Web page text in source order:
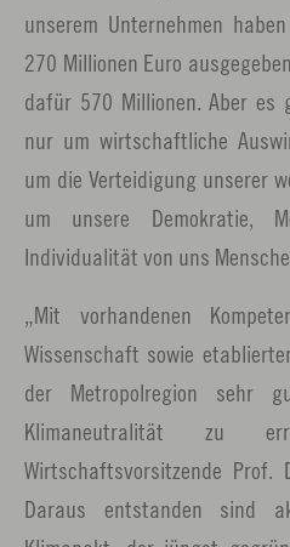
unserem Unternehmen
270 Millionen Euro
dafür 570 Millionen. Aber es
nur um wirtschaftliche
um die Verteidigung unserer
um unsere Demokratie,
Individualität von uns
„Mit vorhandenen
Wissenschaft sowie
der Metropolregion sehr
Klimaneutralität zu
Wirtschaftsvorsitzende Prof.
Daraus entstanden sind